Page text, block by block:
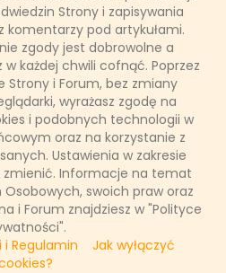
Strony i zapisywania
pod artykułami.
zgody jest dobrowolne a
każdej chwili cofnąć. Poprzez
Strony i Forum, bez zmiany
wyrażasz zgodę na
i podobnych technologii w
oraz na korzystanie z
Ustawienia w zakresie
zmienić. Informacje na temat
swoich praw oraz
i Forum znajdziesz w "Polityce
i Regulamin
Jak wyłączyć
Partenkirchen, Innsbrucku i
najbardziej prestiżowy cykl
Czterech Skoczni. Od 28
Eurosport 1 i Player pokażą
WIĘCEJ